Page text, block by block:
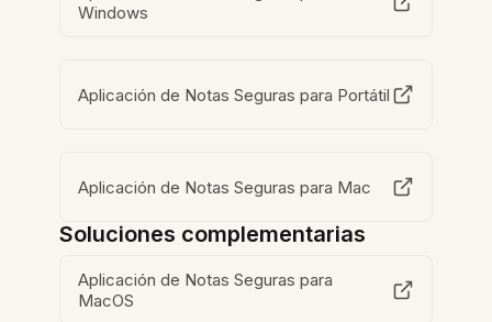
Windows
Aplicación de Notas Seguras para Portátil
Aplicación de Notas Seguras para Mac
Soluciones complementarias
Aplicación de Notas Seguras para
MacOS